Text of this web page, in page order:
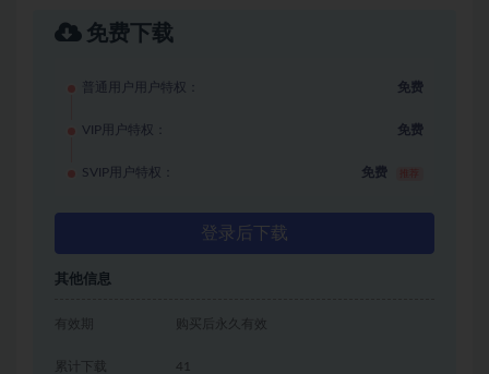
免费下载
普通用户用户特权： 免费
VIP用户特权： 免费
SVIP用户特权： 免费
登录后下载
其他信息
有效期 购买后永久有效
累计下载 41